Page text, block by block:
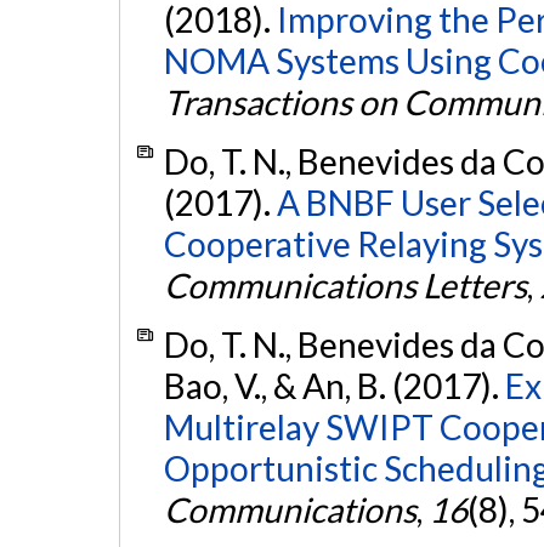
(2018). Improving the
NOMA Systems Using
Transactions on
Do, T. N., Benevides da
(2017).A BNBF User
Cooperative Relaying
Communications Letters,
Do, T. N., Benevides da
Bao, V., & An, B. (2017).
Multirelay SWIPT
Opportunistic
Communications, 16(8),